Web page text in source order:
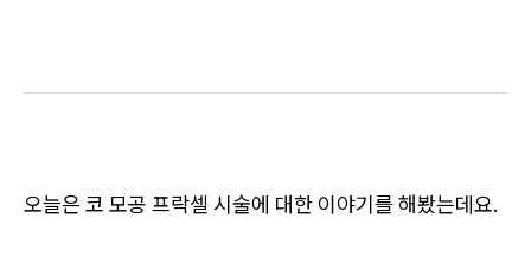
오늘은 코 모공 프락셀 시술에 대한 이야기를 해봤는데요.